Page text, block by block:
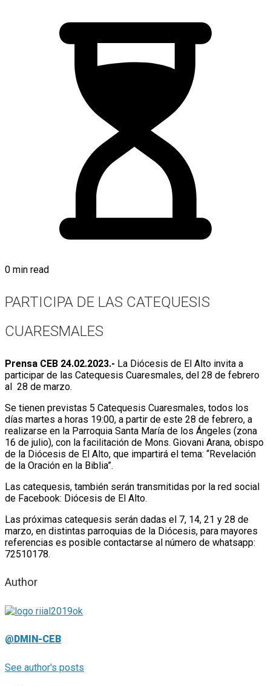
0 min read
PARTICIPA DE LAS CATEQUESIS
CUARESMALES
Prensa CEB 24.02.2023.- La Diócesis de El Alto invita a
participar de las Catequesis Cuaresmales, del 28 de febrero
al 28 de marzo.
Se tienen previstas 5 Catequesis Cuaresmales, todos los
días martes a horas 19:00, a partir de este 28 de febrero, a
realizarse en la Parroquia Santa María de los Ángeles (zona
16 de julio), con la facilitación de Mons. Giovani Arana, obispo
de la Diócesis de El Alto, que impartirá el tema: “Revelación
de la Oración en la Biblia”.
Las catequesis, también serán transmitidas por la red social
de Facebook: Diócesis de El Alto.
Las próximas catequesis serán dadas el 7, 14, 21 y 28 de
marzo, en distintas parroquias de la Diócesis, para mayores
referencias es posible contactarse al número de whatsapp:
72510178.
Author
@DMIN-CEB
See author's posts